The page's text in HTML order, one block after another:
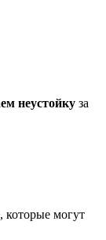
неустойку за
могут